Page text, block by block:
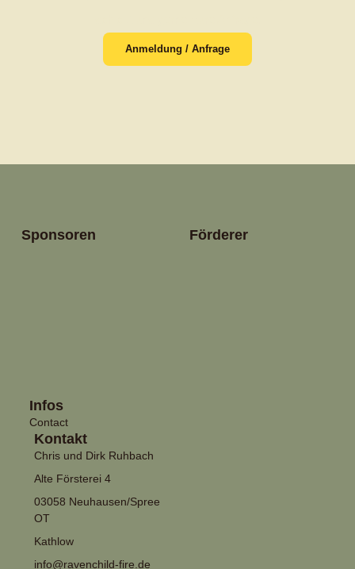
Anmeldung / Anfrage
Sponsoren Förderer
Infos
Contact
Kontakt
Chris und Dirk Ruhbach
Alte Försterei 4
03058 Neuhausen/Spree
OT
Kathlow
info@ravenchild-fire.de